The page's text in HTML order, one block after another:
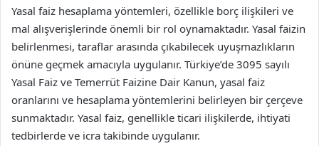
Yasal faiz hesaplama yöntemleri, özellikle borç ilişkileri ve
mal alışverişlerinde önemli bir rol oynamaktadır. Yasal faizin
belirlenmesi, taraflar arasında çıkabilecek uyuşmazlıkların
önüne geçmek amacıyla uygulanır. Türkiye’de 3095 sayılı
Yasal Faiz ve Temerrüt Faizine Dair Kanun, yasal faiz
oranlarını ve hesaplama yöntemlerini belirleyen bir çerçeve
sunmaktadır. Yasal faiz, genellikle ticari ilişkilerde, ihtiyati
tedbirlerde ve icra takibinde uygulanır.